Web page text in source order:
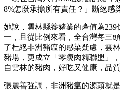
8%怎麼承擔所有責任？」斷絕感
她說，雲林縣養豬業的產值為
一，且從比例來看，全台灣每三
了杜絕非洲豬瘟的感染疑慮，雲
豬場，更成立「零瘦肉精聯盟」
自雲林的豬肉，好吃又健康，品質
張麗善強調，非洲豬瘟的源頭就